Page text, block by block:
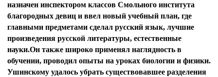
назначен инспектором классов Смольного института
благородных девиц и ввел новый учебный план, где
главными предметами сделал русский язык, лучшие
произведения русской литературы, естественные
науки.Он также широко применял наглядность в
обучении, проводил опыты на уроках биологии и физики.
Ушинскому удалось убрать существовавшее разделения